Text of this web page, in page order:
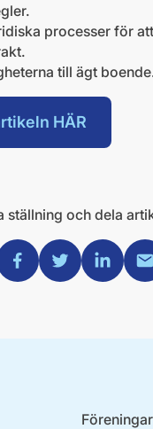
processer för
till ägt
HÄR
ställning och dela
via Facebook
Dela via Twitter
Dela via
Föreningar